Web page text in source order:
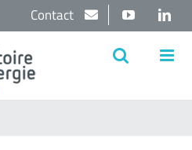
YouTube
Contact